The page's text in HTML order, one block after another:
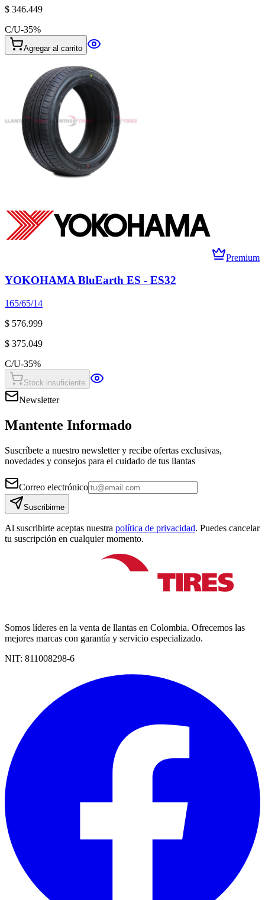
$ 346.449
C/U-35%
Agregar al carrito
Premium
YOKOHAMA BluEarth ES - ES32
165/65/14
$ 576.999
$ 375.049
C/U-35%
Stock insuficiente
Newsletter
Mantente Informado
Suscríbete a nuestro newsletter y recibe ofertas exclusivas,
novedades y consejos para el cuidado de tus llantas
Correo electrónico
Suscribirme
Al suscribirte aceptas nuestra política de privacidad. Puedes cancelar
tu suscripción en cualquier momento.
Somos líderes en la venta de llantas en Colombia. Ofrecemos las
mejores marcas con garantía y servicio especializado.
NIT: 811008298-6